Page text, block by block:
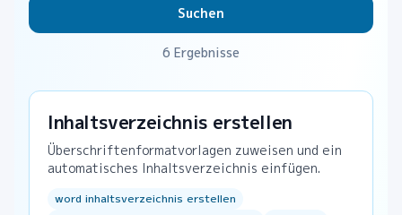
Suchen
6 Ergebnisse
Inhaltsverzeichnis erstellen
Überschriftenformatvorlagen zuweisen und ein
automatisches Inhaltsverzeichnis einfügen.
word inhaltsverzeichnis erstellen